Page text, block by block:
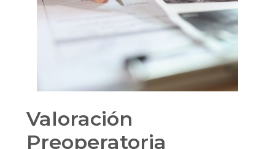
Valoración
Preoperatoria